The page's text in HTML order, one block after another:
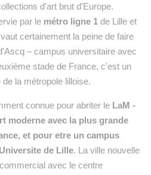
d'art brut d'Europe.
par le métro ligne 1 de Lille et
certainement la peine de faire
– campus universitaire avec
stade de France, c'est un
la métropole lilloise.
connue pour abriter le LaM -
moderne avec la plus grande
et pour etre un campus
de Lille. La ville nouvelle
avec le centre